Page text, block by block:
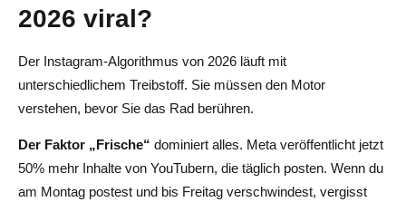
Kann ich dasselbe Produkt auf mehreren Rollen
Wie entferne ich Wasserzeichen aus heruntergeladenen
Videos?
2026 viral?
Der Instagram-Algorithmus von 2026 läuft mit
unterschiedlichem Treibstoff. Sie müssen den Motor
verstehen, bevor Sie das Rad berühren.
Der Faktor „Frische“ dominiert alles. Meta veröffentlicht jetzt
50% mehr Inhalte von YouTubern, die täglich posten. Wenn du
am Montag postest und bis Freitag verschwindest, vergisst